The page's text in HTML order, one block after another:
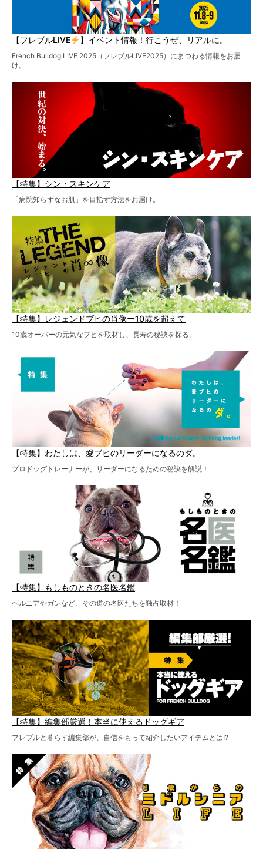
【フレブルLIVE 】イベント情報！行こうぜ、リアルに。
French Bulldog LIVE 2025（フレブルLIVE2025）にまつわる情報をお届
け。
【特集】シン・スキンケア
「病院知らずなお肌」を目指す方法をお届け。
【特集】レジェンドブヒの肖像ー10歳を超えて
10歳オーバーの元気なブヒを取材し、長寿の秘訣を探る。
【特集】わたしは、愛ブヒのリーダーになるのダ。
プロドッグトレーナーが、リーダーになるための秘訣を解説！
【特集】もしものときの名医名鑑
ヘルニアやガンなど、その道の名医たちを独占取材！
【特集】編集部厳選！本当に使えるドッグギア
フレブルと暮らす編集部が、自信をもって紹介したいアイテムとは!?